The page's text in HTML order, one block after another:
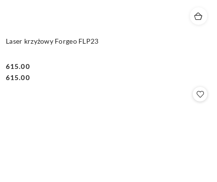
Laser krzyżowy Forgeo FLP23
Cena:
615.00
Cena:
615.00